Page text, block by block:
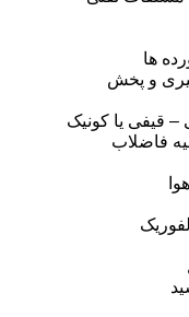
ها
و پخش
قیفی یا کونیک
فاضلاب